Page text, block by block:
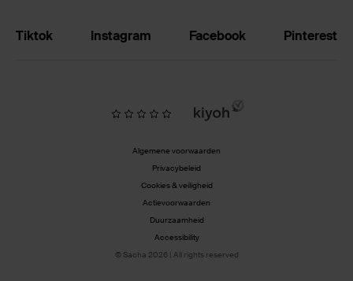
Tiktok Instagram Facebook Pinterest
Algemene voorwaarden
Privacybeleid
Cookies & veiligheid
Actievoorwaarden
Duurzaamheid
Accessibility
© Sacha 2026 | All rights reserved